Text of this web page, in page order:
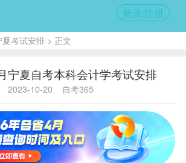
登录/注册
夏考试安排> 正文
宁夏自考本科会计学考试安排
2023-10-20 自考365